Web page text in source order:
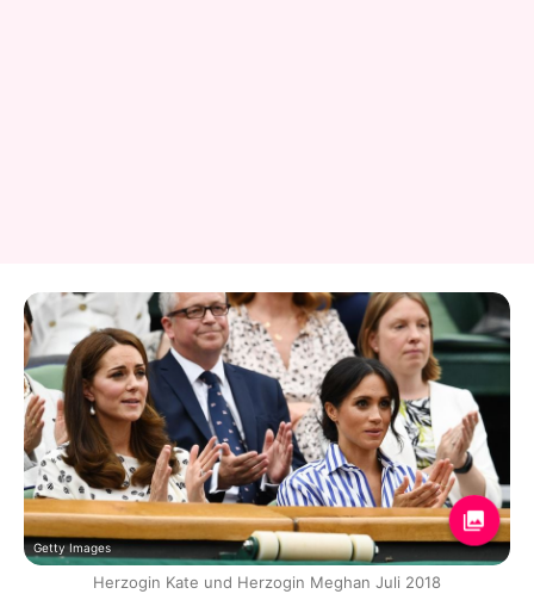
Getty Images
Herzogin Kate und Herzogin Meghan Juli 2018